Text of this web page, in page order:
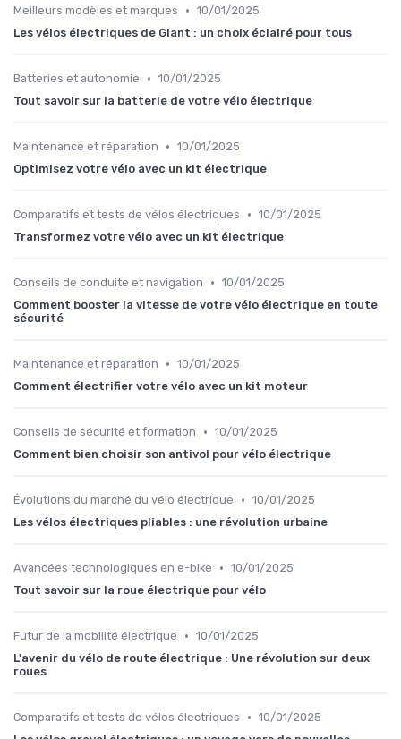
Meilleurs modèles et marques • 10/01/2025
Les vélos électriques de Giant : un choix éclairé pour tous
Batteries et autonomie • 10/01/2025
Tout savoir sur la batterie de votre vélo électrique
Maintenance et réparation • 10/01/2025
Optimisez votre vélo avec un kit électrique
Comparatifs et tests de vélos électriques • 10/01/2025
Transformez votre vélo avec un kit électrique
Conseils de conduite et navigation • 10/01/2025
Comment booster la vitesse de votre vélo électrique en toute
sécurité
Maintenance et réparation • 10/01/2025
Comment électrifier votre vélo avec un kit moteur
Conseils de sécurité et formation • 10/01/2025
Comment bien choisir son antivol pour vélo électrique
Évolutions du marché du vélo électrique • 10/01/2025
Les vélos électriques pliables : une révolution urbaine
Avancées technologiques en e-bike • 10/01/2025
Tout savoir sur la roue électrique pour vélo
Futur de la mobilité électrique • 10/01/2025
L'avenir du vélo de route électrique : Une révolution sur deux
roues
Comparatifs et tests de vélos électriques • 10/01/2025